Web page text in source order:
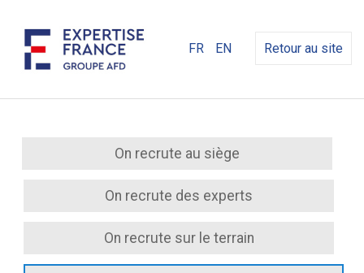
FR EN Retour au site
On recrute au siège
On recrute des experts
On recrute sur le terrain